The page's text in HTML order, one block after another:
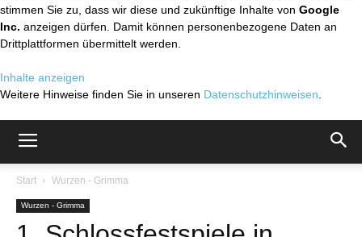
stimmen Sie zu, dass wir diese und zukünftige Inhalte von Google
Inc. anzeigen dürfen. Damit können personenbezogene Daten an
Drittplattformen übermittelt werden.
Inhalte anzeigen
Weitere Hinweise finden Sie in unseren Datenschutzhinweisen
Start Wurzen - Grimma
Wurzen - Grimma